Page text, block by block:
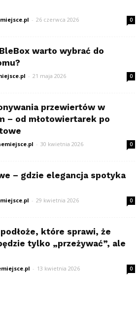
- 26 czerwca 2026 0
warto wybrać do
- 21 maja 2026 0
przewiertów w
– od młotowiertarek po
- 30 kwietnia 2026 0
– gdzie elegancja spotyka
- 29 kwietnia 2026 0
które sprawi, że
tylko „przeżywać”, ale
- 13 kwietnia 2026 0